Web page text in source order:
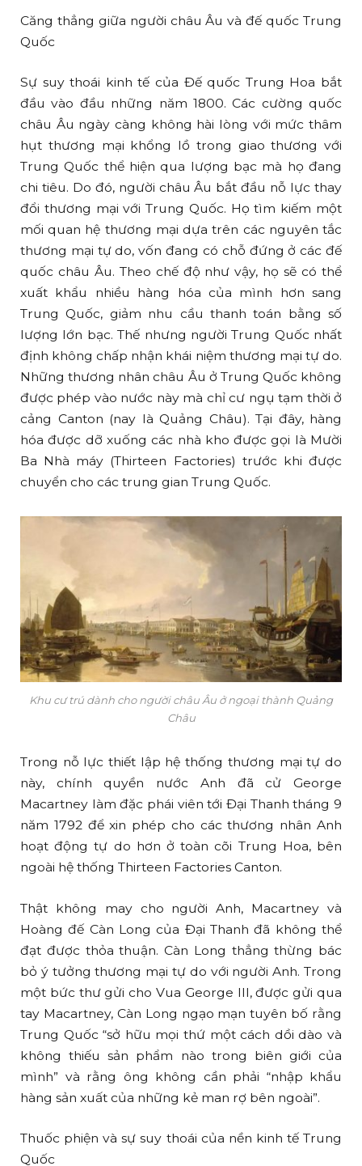
Căng thẳng giữa người châu Âu và đế quốc Trung
Quốc
Sự suy thoái kinh tế của Đế quốc Trung Hoa bắt
đầu vào đầu những năm 1800. Các cường quốc
châu Âu ngày càng không hài lòng với mức thâm
hụt thương mại khổng lồ trong giao thương với
Trung Quốc thể hiện qua lượng bạc mà họ đang
chi tiêu. Do đó, người châu Âu bắt đầu nỗ lực thay
đổi thương mại với Trung Quốc. Họ tìm kiếm một
mối quan hệ thương mại dựa trên các nguyên tắc
thương mại tự do, vốn đang có chỗ đứng ở các đế
quốc châu Âu. Theo chế độ như vậy, họ sẽ có thể
xuất khẩu nhiều hàng hóa của mình hơn sang
Trung Quốc, giảm nhu cầu thanh toán bằng số
lượng lớn bạc. Thế nhưng người Trung Quốc nhất
định không chấp nhận khái niệm thương mại tự do.
Những thương nhân châu Âu ở Trung Quốc không
được phép vào nước này mà chỉ cư ngụ tạm thời ở
cảng Canton (nay là Quảng Châu). Tại đây, hàng
hóa được dỡ xuống các nhà kho được gọi là Mười
Ba Nhà máy (Thirteen Factories) trước khi được
chuyển cho các trung gian Trung Quốc.
Khu cư trú dành cho người châu Âu ở ngoại thành Quảng
Châu
Trong nỗ lực thiết lập hệ thống thương mại tự do
này, chính quyền nước Anh đã cử George
Macartney làm đặc phái viên tới Đại Thanh tháng 9
năm 1792 để xin phép cho các thương nhân Anh
hoạt động tự do hơn ở toàn cõi Trung Hoa, bên
ngoài hệ thống Thirteen Factories Canton.
Thật không may cho người Anh, Macartney và
Hoàng đế Càn Long của Đại Thanh đã không thể
đạt được thỏa thuận. Càn Long thẳng thừng bác
bỏ ý tưởng thương mại tự do với người Anh. Trong
một bức thư gửi cho Vua George III, được gửi qua
tay Macartney, Càn Long ngạo mạn tuyên bố rằng
Trung Quốc “sở hữu mọi thứ một cách dồi dào và
không thiếu sản phẩm nào trong biên giới của
mình” và rằng ông không cần phải “nhập khẩu
hàng sản xuất của những kẻ man rợ bên ngoài”.
Thuốc phiện và sự suy thoái của nền kinh tế Trung
Quốc